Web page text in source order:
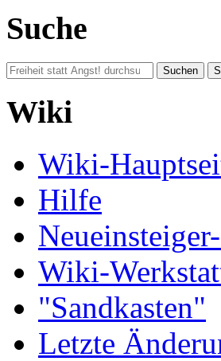
Suche
Wiki
Wiki-
Hilfe
Wiki-
"Sandkasten"
Letzte